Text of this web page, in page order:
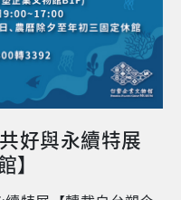
好與永續特展
】